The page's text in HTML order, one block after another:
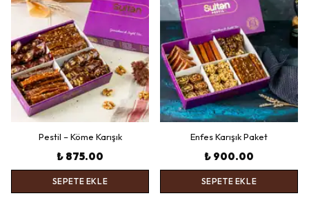
Pestil – Köme Karışık
₺ 875.00
SEPETE EKLE
Enfes Karışık Paket
₺ 900.00
SEPETE EKLE